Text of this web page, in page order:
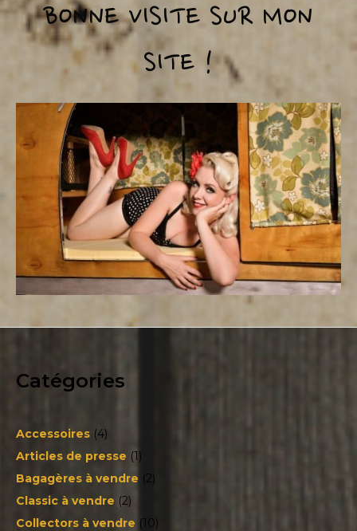
BONNE VISITE SUR MON
SITE !
Catégories
Accessoires (4)
Articles de presse (1)
Bagagères à vendre (2)
Classic à vendre (2)
Collectors à vendre (10)